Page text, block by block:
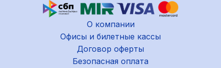
О компании
Офисы и билетные кассы
Договор оферты
Безопасная оплата